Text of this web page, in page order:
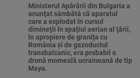
Ministerul Apărării din Bulgaria a
anunţat sâmbătă că aparatul
care a explodat în cursul
dimineţii în spaţiul aerian al ţării,
în apropiere de graniţa cu
România şi de gazoductul
transbalcanic, era probabil o
dronă momeală ucraineană de tip
Maya.